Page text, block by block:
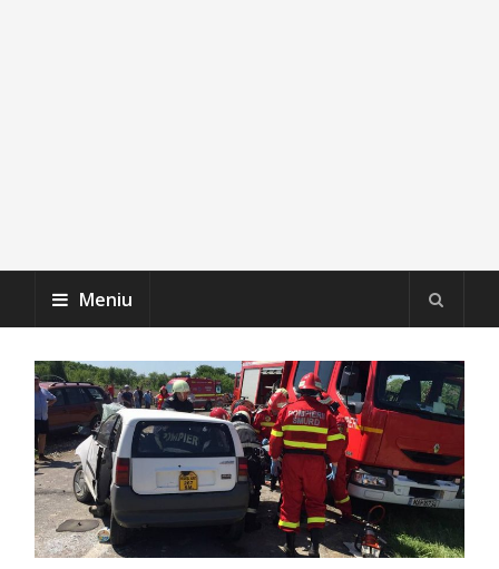
Meniu